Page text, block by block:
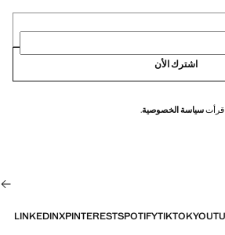
اشترك الأن
قرأتسياسة الخصوصية.
TIKTOK
SPOTIFY
PINTEREST
X
LINKEDIN